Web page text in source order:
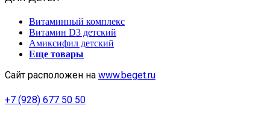
Витаминный комплекс
Витамин D3 детский
Амиксифил детский
Еще товары
Сайт расположен на www.beget.ru
+7 (928) 677 50 50